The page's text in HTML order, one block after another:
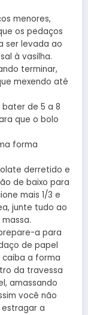
menores,
os pedaços
ser levada ao
à vasilha.
terminar,
mexendo até
de 5 a 8
que o bolo
forma
derretido e
de baixo para
mais 1/3 e
junte tudo ao
a para
de papel
a forma
da travessa
amassando
você não
a